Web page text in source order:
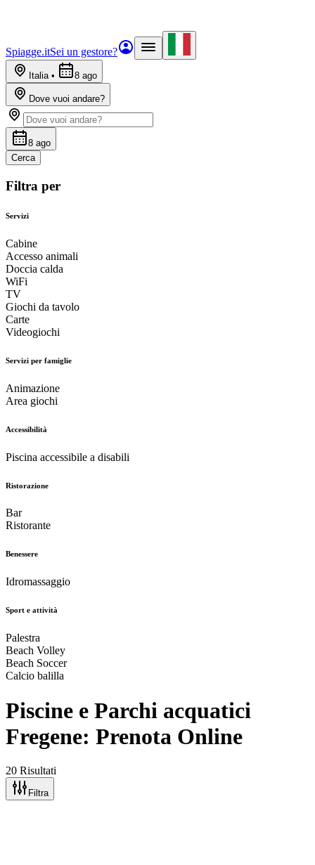
Spiagge.itSei un gestore?
Italia• 8 ago
Dove vuoi andare?
8 ago
Cerca
Filtra per
Servizi
Cabine
Accesso animali
Doccia calda
WiFi
TV
Giochi da tavolo
Carte
Videogiochi
Servizi per famiglie
Animazione
Area giochi
Accessibilità
Piscina accessibile a disabili
Ristorazione
Bar
Ristorante
Benessere
Idromassaggio
Sport e attività
Palestra
Beach Volley
Beach Soccer
Calcio balilla
Piscine e Parchi acquatici
Fregene: Prenota Online
20 Risultati
Filtra